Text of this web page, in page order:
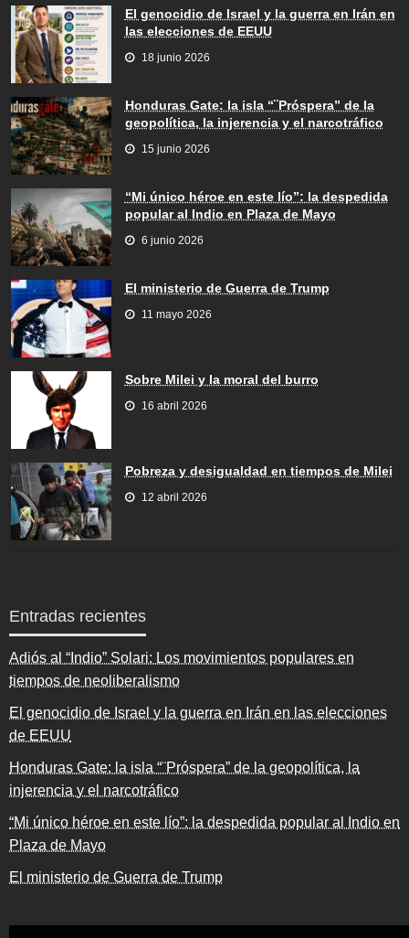
El genocidio de Israel y la guerra en Irán en
las elecciones de EEUU
18 junio 2026
Honduras Gate: la isla “¨Próspera” de la
geopolítica, la injerencia y el narcotráfico
15 junio 2026
“Mi único héroe en este lío”: la despedida
popular al Indio en Plaza de Mayo
6 junio 2026
El ministerio de Guerra de Trump
11 mayo 2026
Sobre Milei y la moral del burro
16 abril 2026
Pobreza y desigualdad en tiempos de Milei
12 abril 2026
Entradas recientes
Adiós al “Indio” Solari: Los movimientos populares en
tiempos de neoliberalismo
El genocidio de Israel y la guerra en Irán en las elecciones
de EEUU
Honduras Gate: la isla “¨Próspera” de la geopolítica, la
injerencia y el narcotráfico
“Mi único héroe en este lío”: la despedida popular al Indio en
Plaza de Mayo
El ministerio de Guerra de Trump